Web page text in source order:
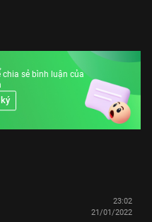
chia sẻ bình luận của
23:02
21/01/2022